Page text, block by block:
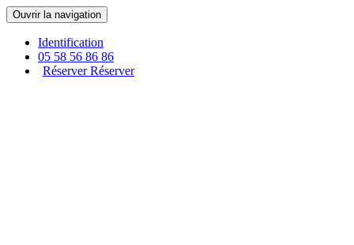
Ouvrir la navigation
Identification
05 58 56 86 86
Réserver Réserver
Panneau de gestion des cookies